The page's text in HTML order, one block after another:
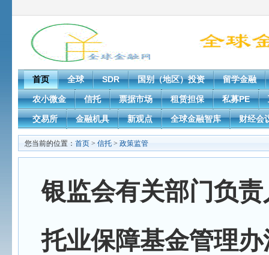
首页 全球 SDR 国别（地区）投资 留学金融
农小微金 信托 票据市场 租赁担保 私募PE
交易所 金融机具 新观点 全球金融智库 财经会
您当前的位置： 首页 > 信托 > 政策监管
银监会有关部门负
托业保障基金管理